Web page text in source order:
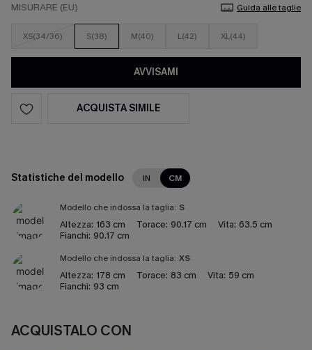
MISURARE (EU) Guida alle taglie
XS(34/36) S(38) M(40) L(42) XL(44)
AVVISAMI
ACQUISTA SIMILE
Statistiche del modello IN CM
Modello che indossa la taglia: S
Altezza: 163 cm Torace: 90.17 cm Vita: 63.5 cm
Fianchi: 90.17 cm
Modello che indossa la taglia: XS
Altezza: 178 cm Torace: 83 cm Vita: 59 cm
Fianchi: 93 cm
ACQUISTALO CON